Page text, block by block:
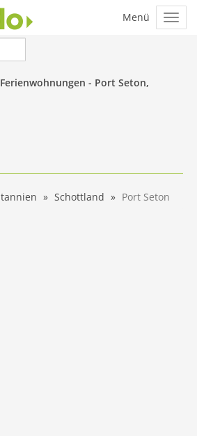
- Port Seton,
Schottland Port Seton